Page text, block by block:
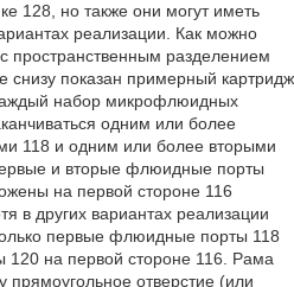
128, но также они могут иметь
реализации. Как можно
пространственным разделением
снизу показан примерный картридж
набор микрофлюидных
одним или более
118 и одним или более вторыми
и вторые флюидные порты
на первой стороне 116
в других вариантах реализации
первые флюидные порты 118
на первой стороне 116. Рама
прямоугольное отверстие (или